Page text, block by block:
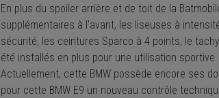
En plus du spoiler arrière et de toit de la
supplémentaires à l'avant, les liseuses à
sécurité, les ceintures Sparco à 4 points, le
été installés en plus pour une utilisation sportive.
Actuellement, cette BMW possède encore ses
pour cette BMW E9 un nouveau contrôle